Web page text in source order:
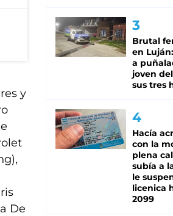
y
De
Brutal
en
a
joven
sus tres
Hacía
con la
plena
subía a
le
licenica
2099